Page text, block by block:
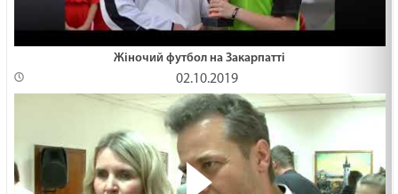
Жіночий футбол на Закарпатті
02.10.2019